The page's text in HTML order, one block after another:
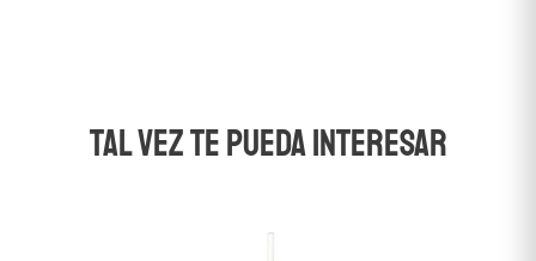
TAL VEZ TE PUEDA INTERESAR